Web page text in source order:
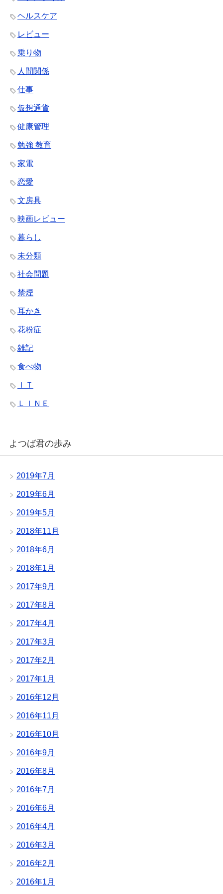
ヘルスケア
レビュー
乗り物
人間関係
仕事
仮想通貨
健康管理
勉強 教育
家電
恋愛
文房具
映画レビュー
暮らし
未分類
社会問題
禁煙
耳かき
花粉症
雑記
食べ物
ＩＴ
ＬＩＮＥ
よつば君の歩み
2019年7月
2019年6月
2019年5月
2018年11月
2018年6月
2018年1月
2017年9月
2017年8月
2017年4月
2017年3月
2017年2月
2017年1月
2016年12月
2016年11月
2016年10月
2016年9月
2016年8月
2016年7月
2016年6月
2016年4月
2016年3月
2016年2月
2016年1月